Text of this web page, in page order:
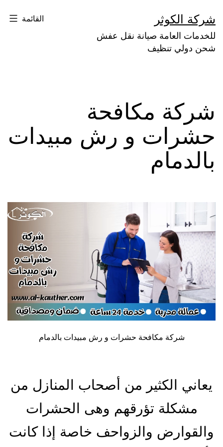
إلى
المحتوى
شركة الكوثر
للخدمات العامة صيانة نقل عفش
شحن دولي تنظيف
القائمة
شركة مكافحة
حشرات و رش مبيدات
بالدمام
شركة مكافحة حشرات و رش مبيدات بالدمام
يعاني الكثير من أصحاب المنازل من
مشكلة تؤرقهم وهى الحشرات
والقوارض والزواحف خاصة إذا كانت